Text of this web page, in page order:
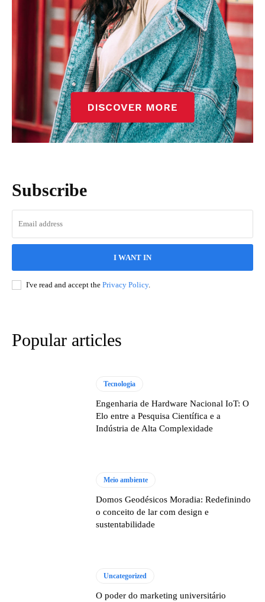
Subscribe
I WANT IN
I've read and accept the Privacy Policy.
Popular articles
Tecnologia
Engenharia de Hardware Nacional IoT: O
Elo entre a Pesquisa Científica e a
Indústria de Alta Complexidade
Meio ambiente
Domos Geodésicos Moradia: Redefinindo
o conceito de lar com design e
sustentabilidade
Uncategorized
O poder do marketing universitário